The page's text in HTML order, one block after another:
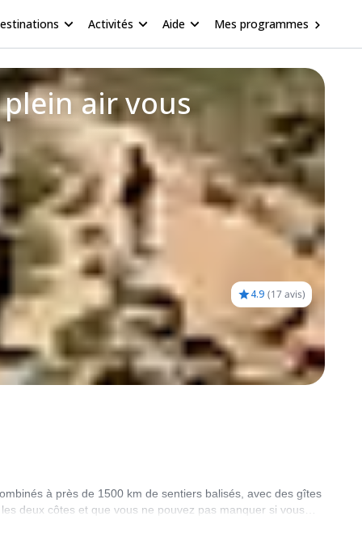
Activités Aide Mes programmes
air vous
4.9 (17 avis)
à près de 1500 km de sentiers balisés, avec des gîtes
deux côtes et que vous ne pouvez pas manquer si vous
plus beaux d'Europe, mais aussi le plus difficile. Ensuite,